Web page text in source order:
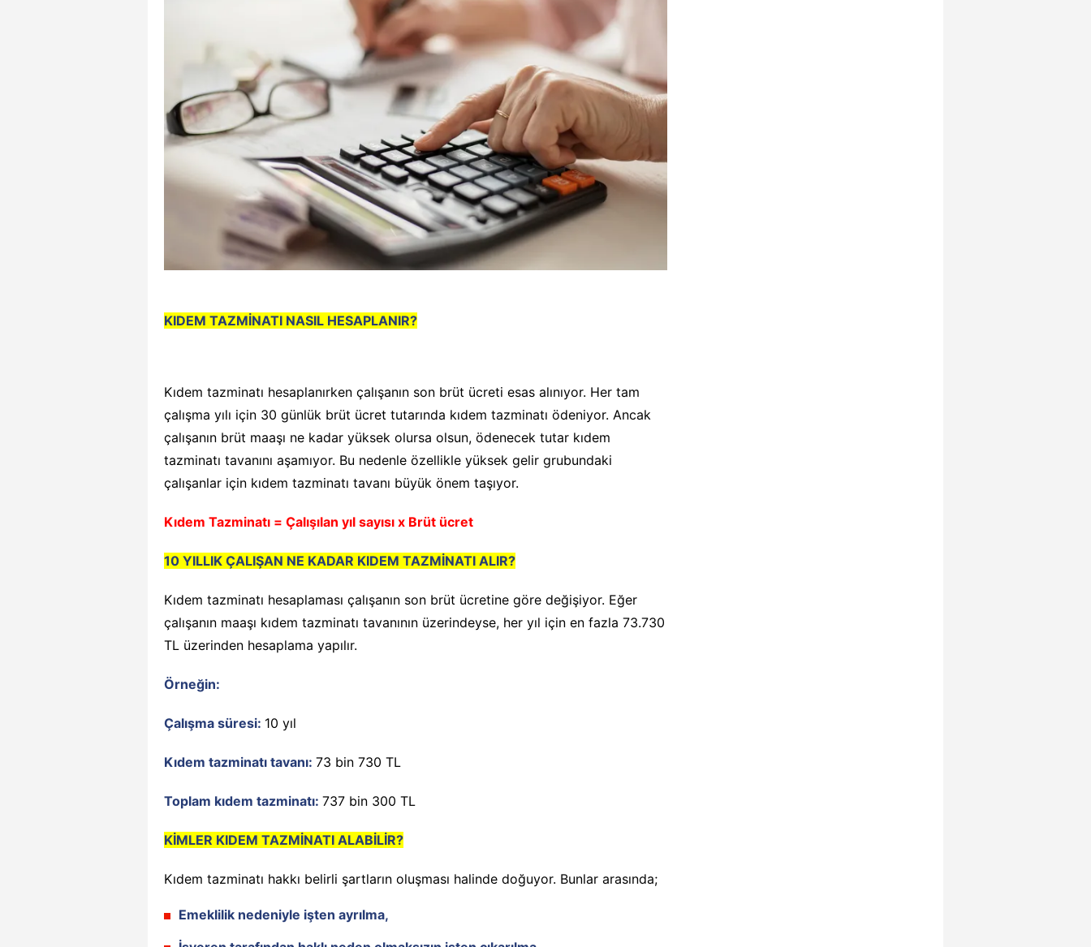
KIDEM TAZMİNATI NASIL HESAPLANIR?
Kıdem tazminatı hesaplanırken çalışanın son brüt ücreti esas alınıyor. Her tam
çalışma yılı için 30 günlük brüt ücret tutarında kıdem tazminatı ödeniyor. Ancak
çalışanın brüt maaşı ne kadar yüksek olursa olsun, ödenecek tutar kıdem
tazminatı tavanını aşamıyor. Bu nedenle özellikle yüksek gelir grubundaki
çalışanlar için kıdem tazminatı tavanı büyük önem taşıyor.
Kıdem Tazminatı = Çalışılan yıl sayısı x Brüt ücret
10 YILLIK ÇALIŞAN NE KADAR KIDEM TAZMİNATI ALIR?
Kıdem tazminatı hesaplaması çalışanın son brüt ücretine göre değişiyor. Eğer
çalışanın maaşı kıdem tazminatı tavanının üzerindeyse, her yıl için en fazla 73.730
TL üzerinden hesaplama yapılır.
Örneğin:
Çalışma süresi: 10 yıl
Kıdem tazminatı tavanı: 73 bin 730 TL
Toplam kıdem tazminatı: 737 bin 300 TL
KİMLER KIDEM TAZMİNATI ALABİLİR?
Kıdem tazminatı hakkı belirli şartların oluşması halinde doğuyor. Bunlar arasında;
Emeklilik nedeniyle işten ayrılma,